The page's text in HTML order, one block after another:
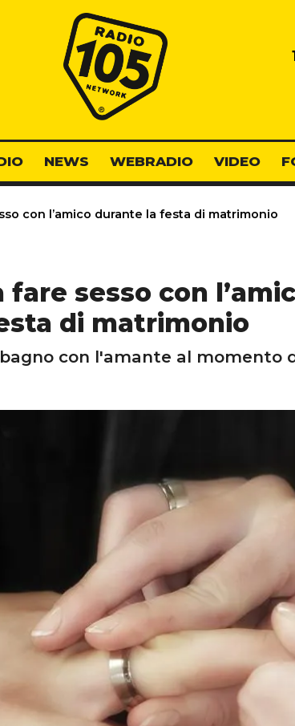
Radio 105
NEWS WEBRADIO VIDEO
con l’amico durante la festa di matrimonio
fare sesso con
di matrimonio
con l'amante al momento